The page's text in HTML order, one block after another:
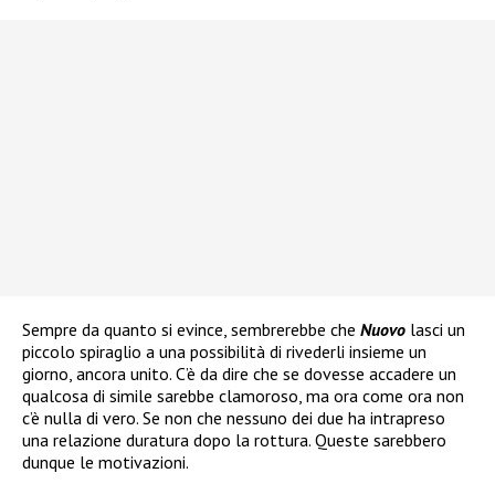
Sempre da quanto si evince, sembrerebbe che Nuovo lasci un
piccolo spiraglio a una possibilità di rivederli insieme un
giorno, ancora unito. C’è da dire che se dovesse accadere un
qualcosa di simile sarebbe clamoroso, ma ora come ora non
c’è nulla di vero. Se non che nessuno dei due ha intrapreso
una relazione duratura dopo la rottura. Queste sarebbero
dunque le motivazioni.